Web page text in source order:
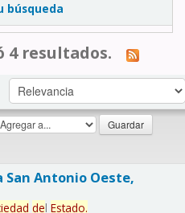
búsqueda
4 resultados.
Antonio Oeste,
del Estado.